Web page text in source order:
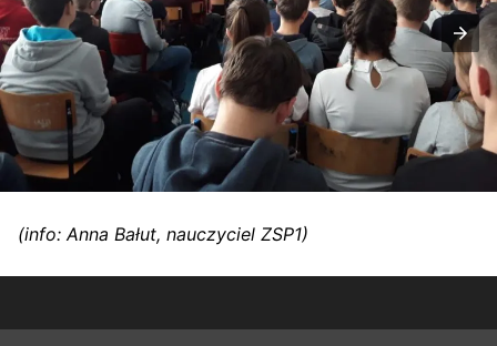
(info: Anna Bałut, nauczyciel ZSP1)